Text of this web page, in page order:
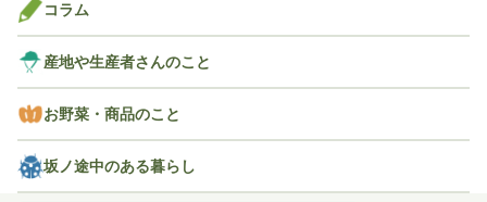
コラム
産地や生産者さんのこと
お野菜・商品のこと
坂ノ途中のある暮らし